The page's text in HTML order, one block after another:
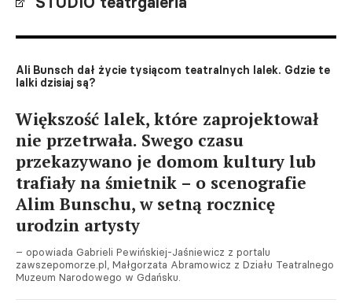
Ali Bunsch dał życie tysiącom teatralnych lalek. Gdzie te
lalki dzisiaj są?
Większość lalek, które zaprojektował
nie przetrwała. Swego czasu
przekazywano je domom kultury lub
trafiały na śmietnik – o scenografie
Alim Bunschu, w setną rocznicę
urodzin artysty
– opowiada Gabrieli Pewińskiej-Jaśniewicz z portalu
zawszepomorze.pl, Małgorzata Abramowicz z Działu Teatralnego
Muzeum Narodowego w Gdańsku.